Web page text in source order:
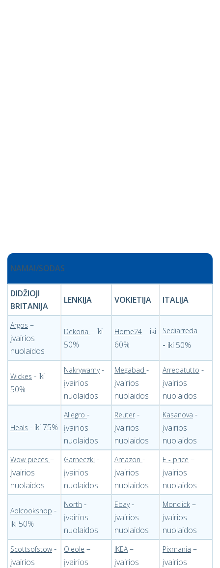
NAMAI/SODAS
DIDŽIOJI
BRITANIJA
LENKIJA VOKIETIJA ITALIJA
Argos –
įvairios
nuolaidos
Dekoria – iki
50%
Home24 – iki
60%
Sediarreda
- iki 50%
Wickes - iki
50%
Nakrywamy-
įvairios
nuolaidos
Megabad -
įvairios
nuolaidos
Arredatutto -
įvairios
nuolaidos
Heals - iki 75%
Allegro -
įvairios
nuolaidos
Reuter -
įvairios
nuolaidos
Kasanova -
įvairios
nuolaidos
Wow pieces –
įvairios
nuolaidos
Garneczki -
įvairios
nuolaidos
Amazon -
įvairios
nuolaidos
E - price –
įvairios
nuolaidos
Aolcookshop -
iki 50%
North -
įvairios
nuolaidos
Ebay-
įvairios
nuolaidos
Monclick –
įvairios
nuolaidos
Scottsofstow -
įvairios
Oleole –
įvairios
IKEA–
įvairios
Pixmania –
įvairios